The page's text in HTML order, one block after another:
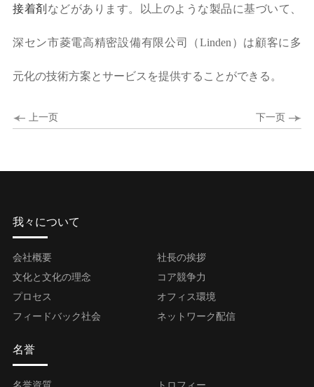
接着剤 などがあります。以上のような製品に基づいて、
深セン市菱電高精密設備有限公司（Linden）は顧客に多
元化の技術方案とサービスを提供することができる。
上一页 下一页
我々について
会社概要
社長の挨拶
文化と文化の理念
コア競争力
プロセス
オフィス環境
フィードバック社会
ネットワーク配信
名誉